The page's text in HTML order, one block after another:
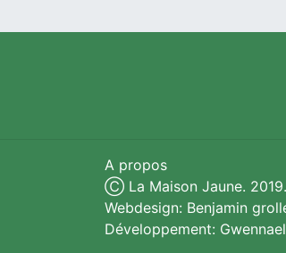
A propos
Ⓒ La Maison Jaune. 2019.
Webdesign: Benjamin
Développement: